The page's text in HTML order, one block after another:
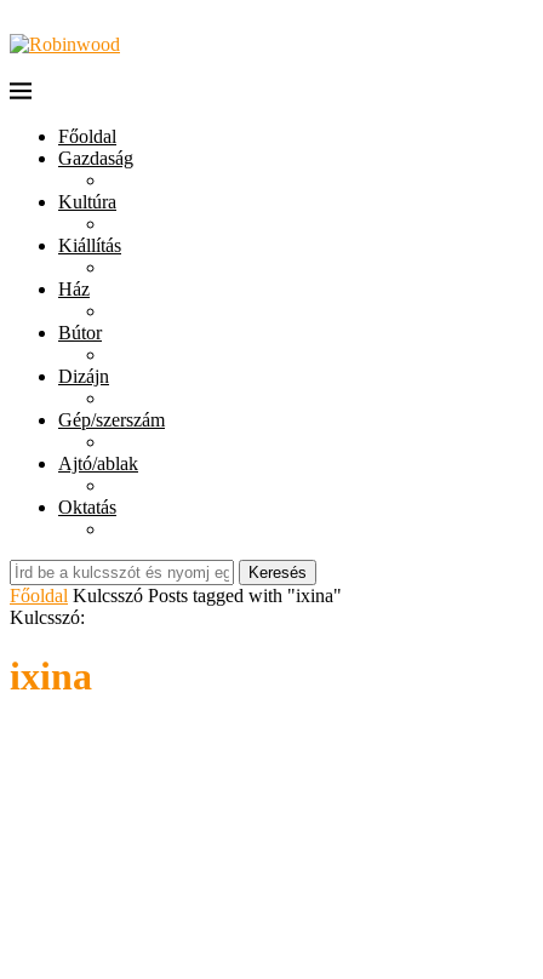
Főoldal
Gazdaság
Kultúra
Kiállítás
Ház
Bútor
Dizájn
Gép/szerszám
Ajtó/ablak
Oktatás
Keresés
Főoldal Kulcsszó Posts tagged with "ixina"
Kulcsszó:
ixina